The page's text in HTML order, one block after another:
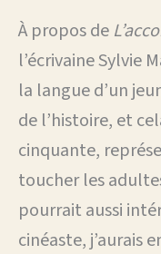
À propos de
l’écrivaine Sylvie
la langue d’un
de l’histoire, et
cinquante,
toucher les
pourrait aussi
cinéaste, j’aurais